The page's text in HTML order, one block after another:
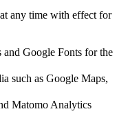
any time with effect for
Google Fonts for the
such as Google Maps,
Matomo Analytics